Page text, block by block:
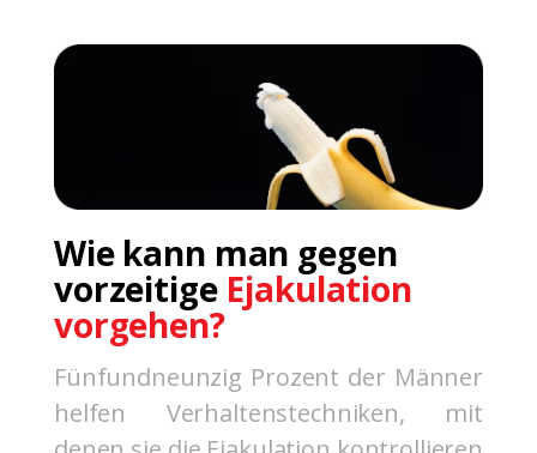
Wie kann man gegen
vorzeitige Ejakulation
vorgehen?
Fünfundneunzig Prozent der Männer
helfen Verhaltenstechniken, mit